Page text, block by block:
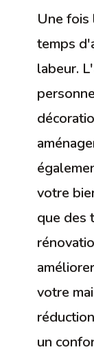
Une fois
temps
labeur.
votre
que des
votre
un